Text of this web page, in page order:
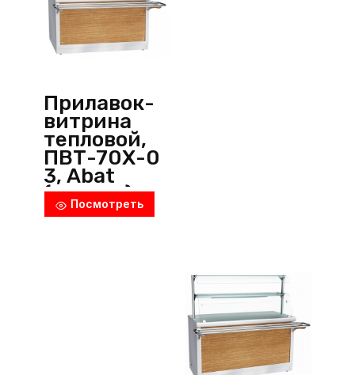
Прилавок-
витрина
тепловой,
ПВТ-70Х-0
3, Abat
(Россия)
Посмотреть